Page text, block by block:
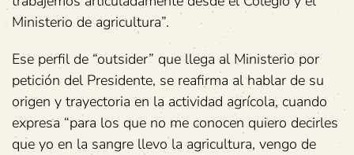
Ministerio de agricultura”.
Ese perfil de “outsider” que llega al Ministerio por
petición del Presidente, se reafirma al hablar de su
origen y trayectoria en la actividad agrícola, cuando
expresa “para los que no me conocen quiero decirles
que yo en la sangre llevo la agricultura, vengo de